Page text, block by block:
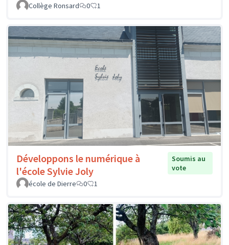
Collège Ronsard
0 1
Développons le numérique à
l'école Sylvie Joly
Soumis au
vote
école de Dierre
0 1